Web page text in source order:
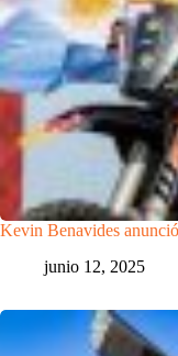
Kevin Benavides
junio 12, 2025